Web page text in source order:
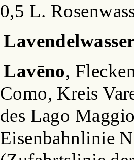
0,5 L.
Lavēno,
Como, Kreis
des Lago
Eisenbahnlinie